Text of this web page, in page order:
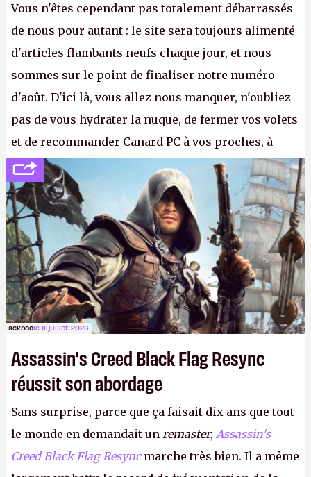
Vous n'êtes cependant pas totalement débarrassés
de nous pour autant : le site sera toujours alimenté
d'articles flambants neufs chaque jour, et nous
sommes sur le point de finaliser notre numéro
d'août. D'ici là, vous allez nous manquer, n'oubliez
pas de vous hydrater la nuque, de fermer vos volets
et de recommander Canard PC à vos proches, à
votre famille et aux inconnus que vous croisez
dans la rue. Bon été à tous ! –ER.
ackboole 11 juillet 2026
Assassin's Creed Black Flag Resync
réussit son abordage
Sans surprise, parce que ça faisait dix ans que tout
le monde en demandait un remaster, Assassin's
Creed Black Flag Resyncmarche très bien. Il a même